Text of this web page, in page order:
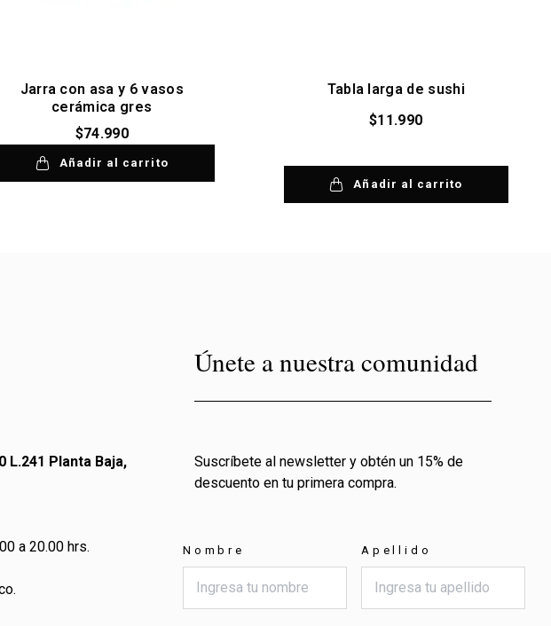
Jarra con asa y 6 vasos
cerámica gres
$74.990
Añadir al carrito
Tabla larga de sushi
$11.990
Añadir al carrito
L.241 Planta Baja,
a 20.00 hrs.
Únete a nuestra comunidad
Suscríbete al newsletter y obtén un 15% de
descuento en tu primera compra.
Nombre Apellido